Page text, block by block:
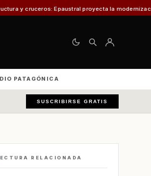
proyecta la modernización portuaria para el
PATAGÓNICA
SUSCRIBIRSE GRATIS
RELACIONADA